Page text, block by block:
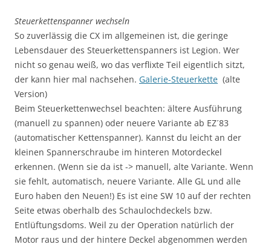
Steuerkettenspanner wechseln
So zuverlässig die CX im allgemeinen ist, die geringe
Lebensdauer des Steuerkettenspanners ist Legion. Wer
nicht so genau weiß, wo das verflixte Teil eigentlich sitzt,
der kann hier mal nachsehen. Galerie-Steuerkette (alte
Version)
Beim Steuerkettenwechsel beachten: ältere Ausführung
(manuell zu spannen) oder neuere Variante ab EZ´83
(automatischer Kettenspanner). Kannst du leicht an der
kleinen Spannerschraube im hinteren Motordeckel
erkennen. (Wenn sie da ist -> manuell, alte Variante. Wenn
sie fehlt, automatisch, neuere Variante. Alle GL und alle
Euro haben den Neuen!) Es ist eine SW 10 auf der rechten
Seite etwas oberhalb des Schaulochdeckels bzw.
Entlüftungsdoms. Weil zu der Operation natürlich der
Motor raus und der hintere Deckel abgenommen werden